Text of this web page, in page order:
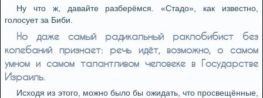
Ну что ж, давайте разберёмся. «Стадо», как известно,
голосует за Биби.
Но даже самый радикальный раклобибист без
колебаний признает: речь идёт, возможно, о самом
умном и самом талантливом человеке в Государстве
Израиль.
Исходя из этого, можно было бы ожидать, что просвещённые,